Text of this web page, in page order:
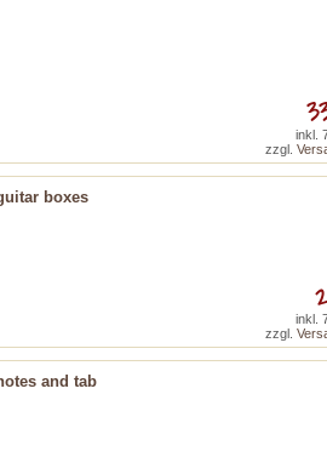
inkl.
zzgl.
boxes
inkl.
zzgl.
and tab